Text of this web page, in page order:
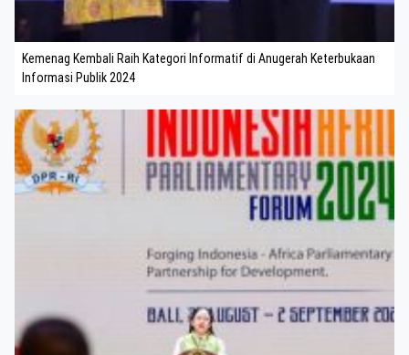
Kemenag Kembali Raih Kategori Informatif di Anugerah Keterbukaan
Informasi Publik 2024